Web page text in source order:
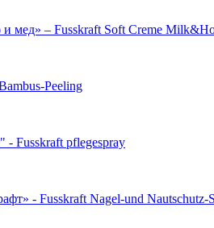
мед» – Fusskraft Soft Creme
Peeling
Fusskraft pflegespray
- Fusskraft Nagel-und Nautschutz-